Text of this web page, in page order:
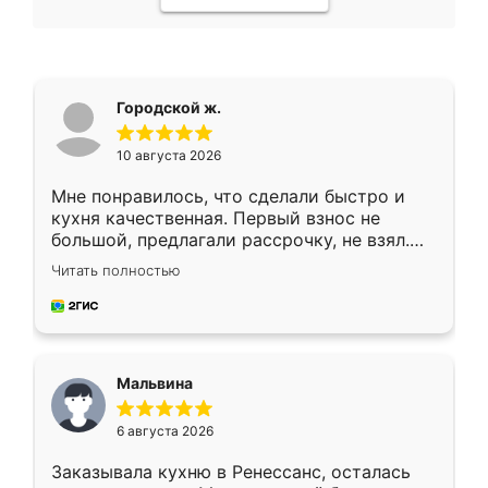
Городской ж.
10 августа 2026
Мне понравилось, что сделали быстро и
кухня качественная. Первый взнос не
большой, предлагали рассрочку, не взял.
Ждал меньше месяца, сборщик с прямыми
руками. По цене вышло адекватно.
Рекомендую!
Читать полностью
Мальвина
6 августа 2026
Заказывала кухню в Ренессанс, осталась